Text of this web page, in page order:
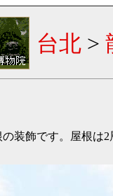
台北 >
装飾です。屋根は